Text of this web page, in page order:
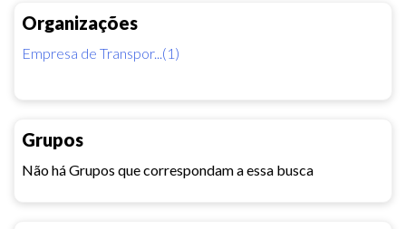
Organizações
Empresa de Transpor...(1)
Grupos
Não há Grupos que correspondam a essa busca